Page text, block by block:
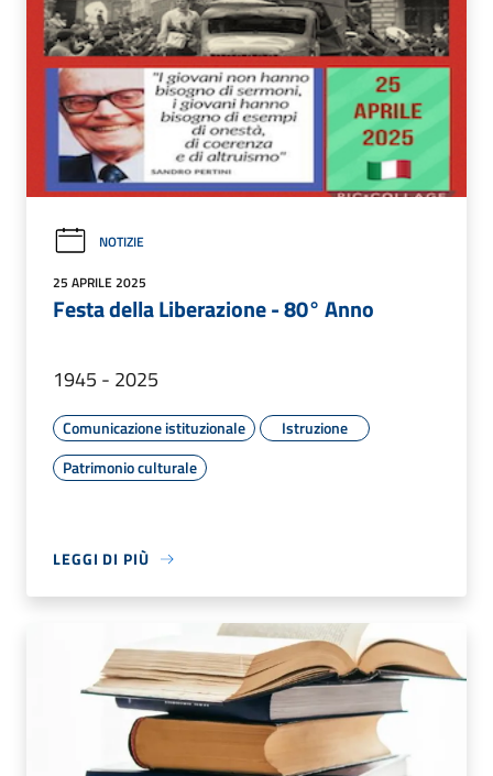
NOTIZIE
25 APRILE 2025
Festa della Liberazione - 80° Anno
1945 - 2025
Comunicazione istituzionale
Istruzione
Patrimonio culturale
LEGGI DI PIÙ